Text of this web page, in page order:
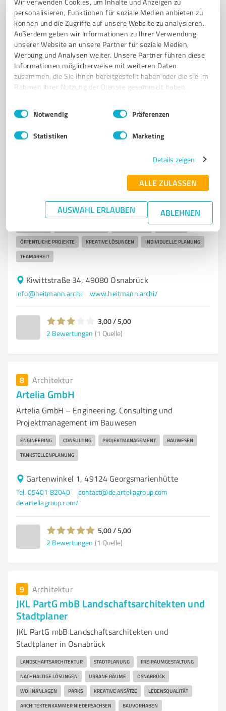
personalisieren, Funktionen für soziale Medien anbieten zu
können und die Zugriffe auf unsere Website zu analysieren.
Außerdem geben wir Informationen zu Ihrer Verwendung
unserer Website an unsere Partner für soziale Medien,
Werbung und Analysen weiter. Unsere Partner führen diese
Informationen möglicherweise mit weiteren Daten
zusammen, die Sie ihnen bereitgestellt haben oder die sie im
Rahmen Ihrer Nutzung der Dienste gesammelt haben.
Impressum Datenschutzbestimmungen
Einwilligungsauswahl
Notwendig Präferenzen
Statistiken Marketing
Details zeigen
ALLE ZULASSEN
AUSWAHL ERLAUBEN ABLEHNEN
GARTEN- UND LANDSCHAFTSBAU AUSSENANLAGEN PLANUNG
PFLEGE
Chemnitzer Str. 13, 49078 Osnabrück
info@volbers-redemann.de volbers-redemann.de/
Heitmann Architektur - Innovative Lösungen für
Wohn- und Gewerbebauten in Osnabr
ARCHITEKTURBÜRO OSNABRÜCK NEUBAU
ÖFFENTLICHE PROJEKTE KREATIVE LÖSUNGEN INDIVIDUELLE PLANUNG
TEAMARBEIT
Kiwittstraße 34, 49080 Osnabrück
info@heitmann.archi www.heitmann.archi/
3,00 / 5,00
2 Bewertungen (1 Quelle)
8 Architektur
Artelia GmbH
Artelia GmbH – Engineering, Consulting und
Projektmanagement im Bauwesen
ENGINEERING CONSULTING PROJEKTMANAGEMENT BAUWESEN
TANKSTELLENPLANUNG
Gartenwinkel 1, 49124 Georgsmarienhütte
Tel. 05401 82040
contact@de.arteliagroup.com
de.arteliagroup.com/
5,00 / 5,00
2 Bewertungen (1 Quelle)
9 Architektur
JKL PartG mbB Landschaftsarchitekten und
Stadtplaner
JKL PartG mbB Landschaftsarchitekten und
Stadtplaner in Osnabrück
LANDSCHAFTSARCHITEKTUR STADTPLANUNG FREIRAUMGESTALTUNG
NACHHALTIGE LÖSUNGEN URBANE RÄUME OSNABRÜCK
WOHNANLAGEN PARKS KREATIVE ANSÄTZE LEBENSQUALITÄT
ARCHITEKTENKAMMER NIEDERSACHSEN BAUVORHABEN